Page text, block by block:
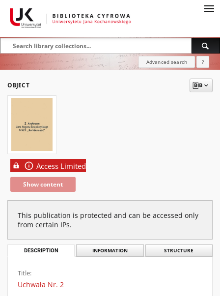
Advanced search ?
OBJECT
Access Limited
Show content
This publication is protected and can be accessed only
from certain IPs.
DESCRIPTION INFORMATION STRUCTURE
Title:
Uchwała Nr. 2